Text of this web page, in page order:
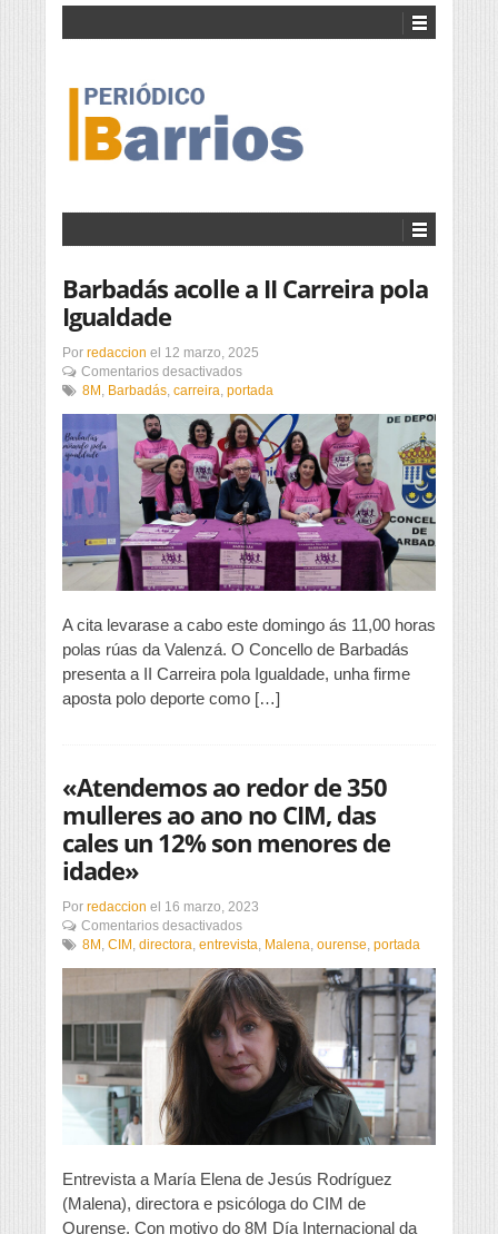
Barbadás acolle a II Carreira pola
Igualdade
Por redaccion el 12 marzo, 2025
Comentarios desactivadosen
Barbadás
a
II
Carreira
pola
Igualdade
8M , Barbadás, carreira, portada
A cita levarase a cabo este domingo ás 11,00 horas
polas rúas da Valenzá. O Concello de Barbadás
presenta a II Carreira pola Igualdade, unha firme
aposta polo deporte como […]
«Atendemos ao redor de 350
mulleres ao ano no CIM, das
cales un 12% son menores de
idade»
Por redaccion el 16 marzo, 2023
Comentarios desactivadosen
«Atendemos
redor
de
350
mulleres
ao
ano
no
CIM,
un
12%
son
menores
8M , CIM , directora, entrevista, Malena, ourense, portada
Entrevista a María Elena de Jesús Rodríguez
(Malena), directora e psicóloga do CIM de
Ourense. Con motivo do 8M Día Internacional da